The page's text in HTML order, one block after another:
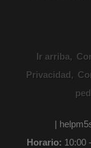
Ir arriba
Privacidad
|
Horario: 10:00